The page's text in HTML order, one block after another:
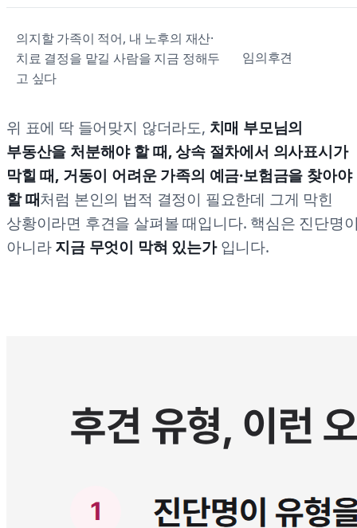
의지할 가족이 적어, 내 노후의 재산·
치료 결정을 맡길 사람을 지금 정해두
고 싶다
임의후견
위 표에 딱 들어맞지 않더라도, 치매 부모님의
부동산을 처분해야 할 때, 상속 절차에서 의사표시가
막힐 때, 거동이 어려운 가족의 예금·보험금을 찾아야
할 때처럼 본인의 법적 결정이 필요한데 그게 막힌
상황이라면 후견을 살펴볼 때입니다. 핵심은 진단명
아니라지금 무엇이 막혀 있는가입니다.